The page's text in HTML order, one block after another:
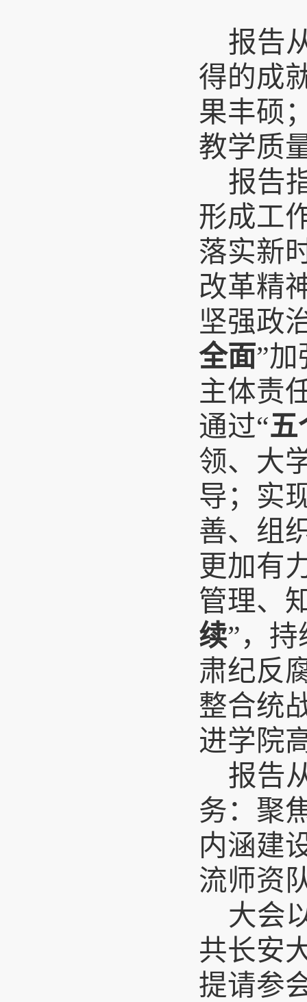
报告
得的成
果丰硕
教学质
报告
形成工
落实新
改革精
坚强政
全面”
主体责
通过“五
领、大
导；实
善、组
更加有
管理、
续”，
肃纪反
整合统
进学院
报告
务：聚
内涵建
流师资
大会
共长安
提请参